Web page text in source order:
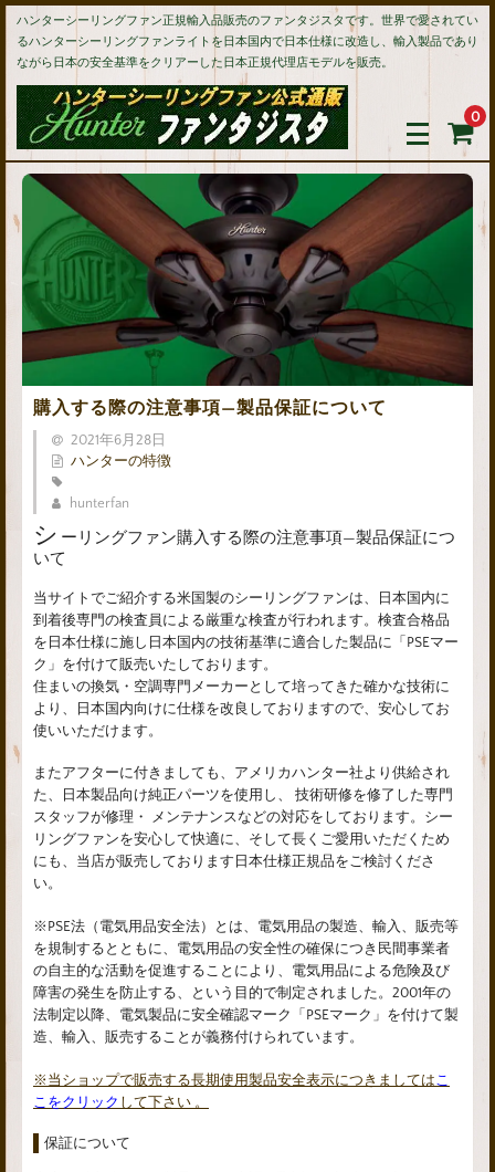
ハンターシーリングファン正規輸入品販売のファンタジスタです。世界で愛されてい
るハンターシーリングファンライトを日本国内で日本仕様に改造し、輸入製品であり
ながら日本の安全基準をクリアーした日本正規代理店モデルを販売。
0
購入する際の注意事項—製品保証について
2021年6月28日
ハンターの特徴
hunterfan
シ ーリングファン購入する際の注意事項—製品保証につ
いて
当サイトでご紹介する米国製のシーリングファンは、日本国内に
到着後専門の検査員による厳重な検査が行われます。検査合格品
を日本仕様に施し日本国内の技術基準に適合した製品に「PSEマー
ク」を付けて販売いたしております。
住まいの換気・空調専門メーカーとして培ってきた確かな技術に
より、日本国内向けに仕様を改良しておりますので、安心してお
使いいただけます。
またアフターに付きましても、アメリカハンター社より供給され
た、日本製品向け純正パーツを使用し、 技術研修を修了した専門
スタッフが修理・ メンテナンスなどの対応をしております。シー
リングファンを安心して快適に、そして長くご愛用いただくため
にも、当店が販売しております日本仕様正規品をご検討くださ
い。
※PSE法（電気用品安全法）とは、電気用品の製造、輸入、販売等
を規制するとともに、電気用品の安全性の確保につき民間事業者
の自主的な活動を促進することにより、電気用品による危険及び
障害の発生を防止する、という目的で制定されました。2001年の
法制定以降、電気製品に安全確認マーク「PSEマーク」を付けて製
造、輸入、販売することが義務付けられています。
※当ショップで販売する長期使用製品安全表示につきましては こ
こをクリック して下さい 。
保証について